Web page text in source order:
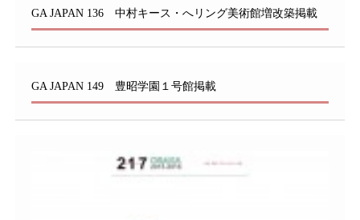
GA JAPAN 136 中村キース・へリング美術館増改築掲載
GA JAPAN 149 豊昭学園１号館掲載